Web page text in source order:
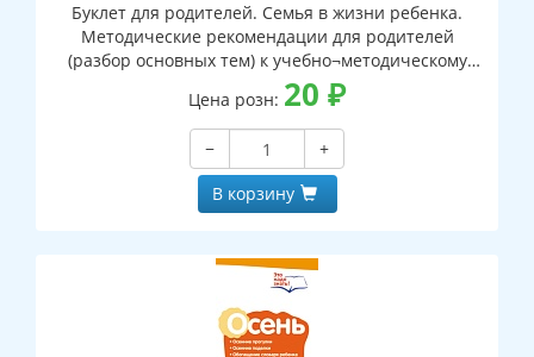
Буклет для родителей. Семья в жизни ребенка.
Методические рекомендации для родителей
(разбор основных тем) к учебно¬методическому
пособию "Семья в жизни ребенка"
Цена розн: 20 ₽
−
+
В корзину